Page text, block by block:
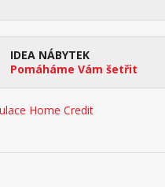
IDEA NÁBYTEK
Pomáháme Vám šetřit
Home Credit